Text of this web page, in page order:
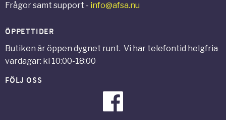
Frågor samt support - info@afsa.nu
ÖPPETTIDER
Butiken är öppen dygnet runt. Vi har telefontid helgfria
vardagar: kl 10:00-18:00
FÖLJ OSS